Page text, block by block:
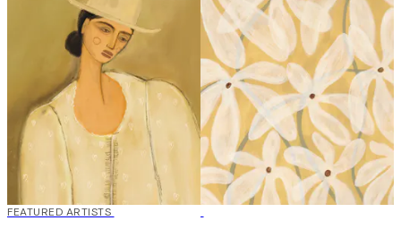
40%*
FEATURED ARTISTS